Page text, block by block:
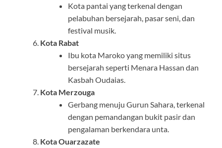
Kota pantai yang terkenal dengan
pelabuhan bersejarah, pasar seni, dan
festival musik.
Kota Rabat
Ibu kota Maroko yang memiliki situs
bersejarah seperti Menara Hassan dan
Kasbah Oudaias.
Kota Merzouga
Gerbang menuju Gurun Sahara, terkenal
dengan pemandangan bukit pasir dan
pengalaman berkendara unta.
Kota Ouarzazate